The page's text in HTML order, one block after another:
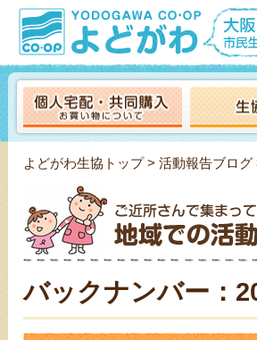
よどがわ生協トップ> 活動報告ブログ
バックナンバー：